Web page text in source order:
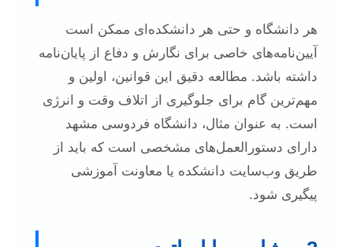
هر دانشگاه و حتی هر دانشکده‌ای ممکن است
آیین‌نامه‌های خاصی برای نگارش و دفاع از پایان‌نامه
داشته باشد. مطالعه دقیق این قوانین، اولین و
مهم‌ترین گام برای جلوگیری از اتلاف وقت و انرژی
است. به عنوان مثال، دانشگاه فردوسی مشهد
دارای دستورالعمل‌های مشخصی است که باید از
طریق وب‌سایت دانشکده یا معاونت آموزشی
پیگیری شود.